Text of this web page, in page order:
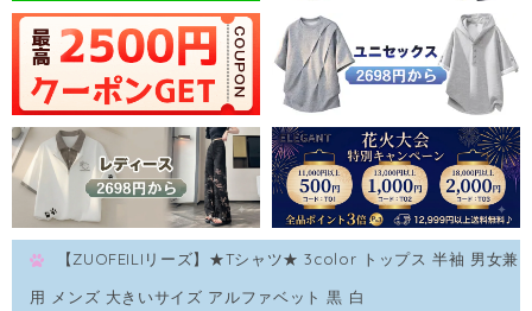
【ZUOFEILIリーズ】★Tシャツ★ 3color トップス 半袖 男女兼
用 メンズ 大きいサイズ アルファベット 黒 白